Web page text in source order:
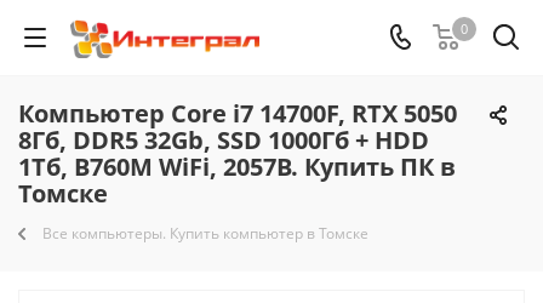
0
Компьютер Core i7 14700F, RTX 5050
8Гб, DDR5 32Gb, SSD 1000Гб + HDD
1Тб, B760M WiFi, 2057B. Купить ПК в
Томске
Все компьютеры. Купить компьютер в Томске